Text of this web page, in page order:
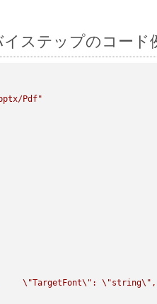
ステップのコード
Pdf"
\"TargetFont\" : \"string\"